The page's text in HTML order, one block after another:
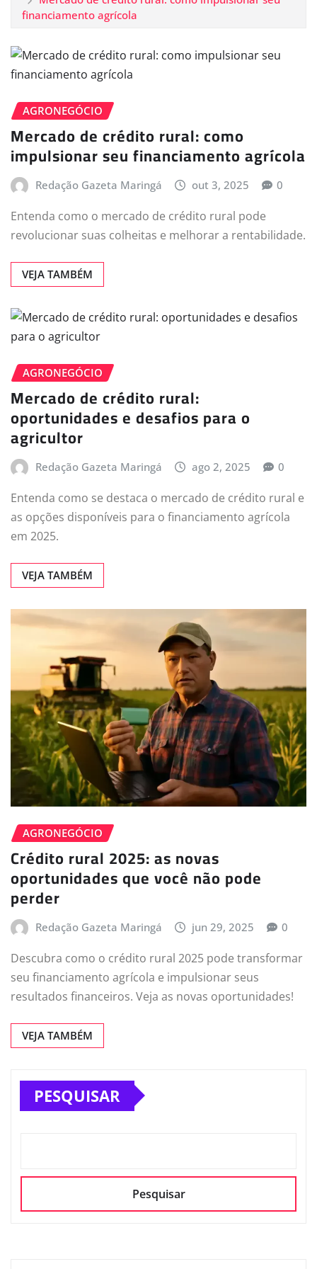
financiamento agrícola
AGRONEGÓCIO
Mercado de crédito rural: como
impulsionar seu financiamento agrícola
Redação Gazeta Maringá out 3, 2025 0
Entenda como o mercado de crédito rural pode
revolucionar suas colheitas e melhorar a rentabilidade.
VEJA TAMBÉM
AGRONEGÓCIO
Mercado de crédito rural:
oportunidades e desafios para o
agricultor
Redação Gazeta Maringá ago 2, 2025 0
Entenda como se destaca o mercado de crédito rural e
as opções disponíveis para o financiamento agrícola
em 2025.
VEJA TAMBÉM
AGRONEGÓCIO
Crédito rural 2025: as novas
oportunidades que você não pode
perder
Redação Gazeta Maringá jun 29, 2025 0
Descubra como o crédito rural 2025 pode transformar
seu financiamento agrícola e impulsionar seus
resultados financeiros. Veja as novas oportunidades!
VEJA TAMBÉM
PESQUISAR
Pesquisar